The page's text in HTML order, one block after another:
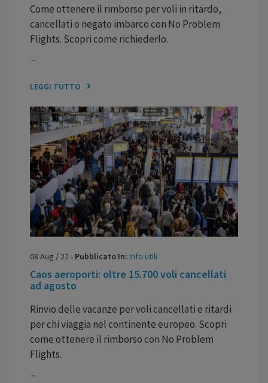
Come ottenere il rimborso per voli in ritardo,
cancellati o negato imbarco con No Problem
Flights. Scopri come richiederlo.
...
LEGGI TUTTO
08 Aug / 22- Pubblicato In: Info utili
Caos aeroporti: oltre 15.700 voli cancellati
ad agosto
Rinvio delle vacanze per voli cancellati e ritardi
per chi viaggia nel continente europeo. Scopri
come ottenere il rimborso con No Problem
Flights.
...